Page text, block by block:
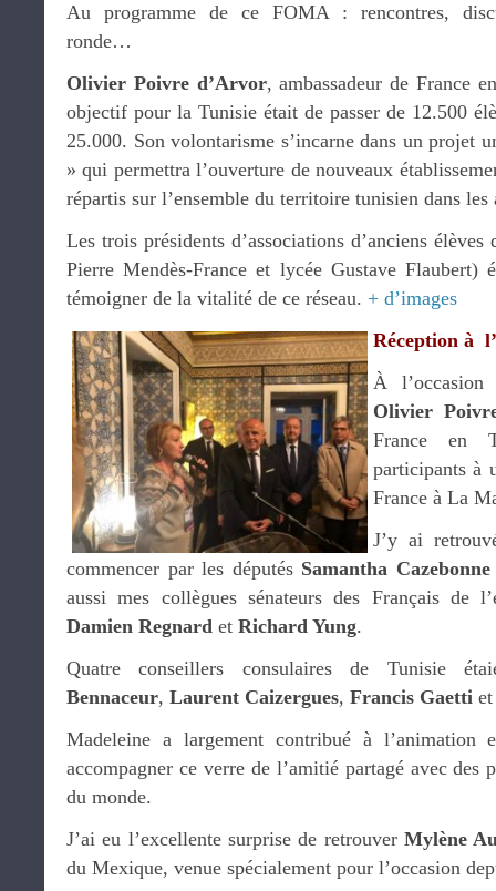
Au programme de ce FOMA : rencontres,
ronde…
Olivier Poivre d’Arvor, ambassadeur de France
objectif pour la Tunisie était de passer de 12.500
25.000. Son volontarisme s’incarne dans un projet
» qui permettra l’ouverture de nouveaux
répartis sur l’ensemble du territoire tunisien dans les
Les trois présidents d’associations d’anciens
Pierre Mendès-France et lycée Gustave Flaubert)
témoigner de la vitalité de ce réseau. + d’images
Réception à
À
Olivier
France en
participants à
France à La
J’y ai
commencer par les députés Samantha
aussi mes collègues sénateurs des Français de
Damien Regnard et Richard Yung.
Quatre conseillers consulaires de Tunisie
Bennaceur, Laurent Caizergues, Francis Gaetti
Madeleine a largement contribué à l’animation
accompagner ce verre de l’amitié partagé avec des
du monde.
J’ai eu l’excellente surprise de retrouver Mylène
du Mexique, venue spécialement pour l’occasion